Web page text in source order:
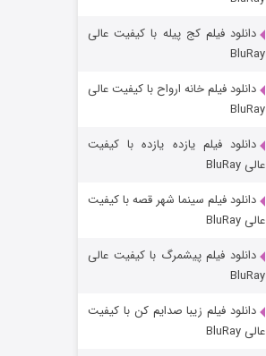
شوهر
عملیات آپارتمان
دانلود فیلم کج‌ پیله با کیفیت عالی
BluRay
دانلود فیلم خانه ارواح با کیفیت عالی
BluRay
دانلود فیلم یازده یازده با کیفیت
عالی BluRay
دانلود فیلم سینما شهر قصه با کیفیت
عالی BluRay
دانلود فیلم پیشمرگ با کیفیت عالی
BluRay
دانلود فیلم زیبا صدایم کن با کیفیت
عالی BluRay